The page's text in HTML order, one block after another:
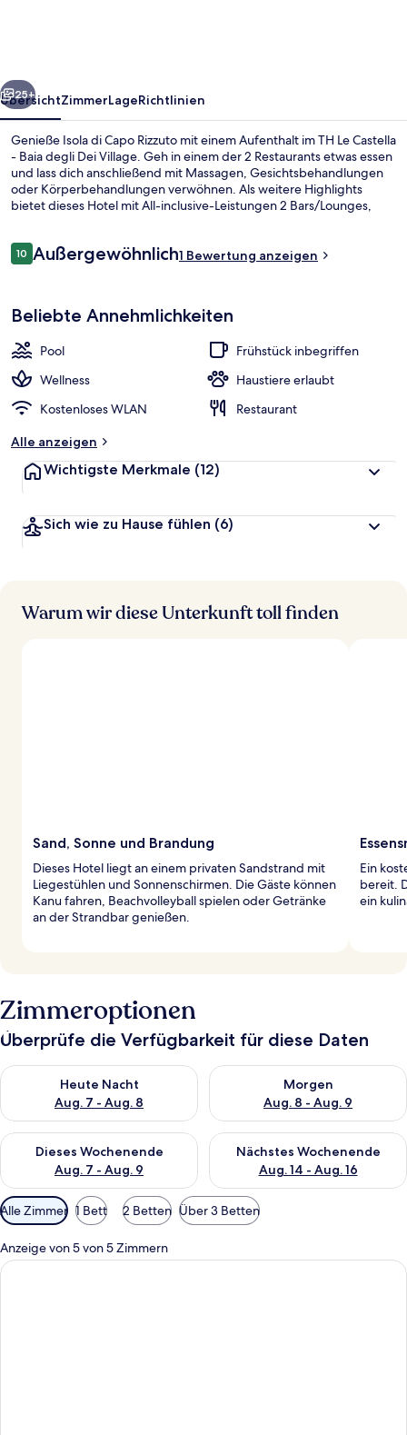
Dei
Village
Weiter
25+
ÜbersichtZimmerLageRichtlinien
Genieße Isola di Capo Rizzuto mit einem Aufenthalt im TH Le Castella
- Baia degli Dei Village. Geh in einem der 2 Restaurants etwas essen
und lass dich anschließend mit Massagen, Gesichtsbehandlungen
oder Körperbehandlungen verwöhnen. Als weitere Highlights
bietet dieses Hotel mit All-inclusive-Leistungen 2 Bars/Lounges,
Bewertungen
1010 von 10.
Außergewöhnlich1 Bewertung anzeigen
Beliebte Annehmlichkeiten
Pool
Frühstück inbegriffen
Wellness
Haustiere erlaubt
Kostenloses WLAN
Restaurant
Alle anzeigen
Wichtigste Merkmale (12)
Sich wie zu Hause fühlen (6)
Warum wir diese Unterkunft toll finden
Sand, Sonne und Brandung
Dieses Hotel liegt an einem privaten Sandstrand mit
Liegestühlen und Sonnenschirmen. Die Gäste können
Kanu fahren, Beachvolleyball spielen oder Getränke
an der Strandbar genießen.
Ein
bereit.
ein
Zimmeroptionen
Überprüfe die Verfügbarkeit für diese Daten
Heute Nacht
Aug. 7 - Aug. 8
Überprüfe die Verfügbarkeit für heute Nacht, Aug. 7 - Aug. 8.
Morgen
Aug. 8 - Aug. 9
Überprüfe die Verfügbarkeit
Dieses Wochenende
Aug. 7 - Aug. 9
Überprüfe die Verfügbarkeit für dieses Wochenende, Aug. 7
Nächstes Wochenende
Aug. 14 - Aug. 16
Überprüfe die Verfügbarkeit
Verfügbare
Filter
für
Zimmer
Alle Zimmer 1 Bett 2 Betten Über 3 Betten
Anzeige von 5 von 5 Zimmern